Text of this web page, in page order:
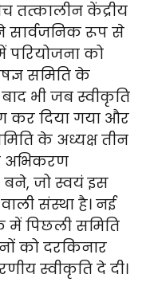
तत्कालीन केंद्रीय
सार्वजनिक रूप से
को
समिति के
भी जब स्वीकृति
कर दिया गया और
के अध्यक्ष तीन
अभिकरण
जो स्वयं इस
संस्था है। नई
में पिछली समिति
को दरकिनार
स्वीकृति दे दी।